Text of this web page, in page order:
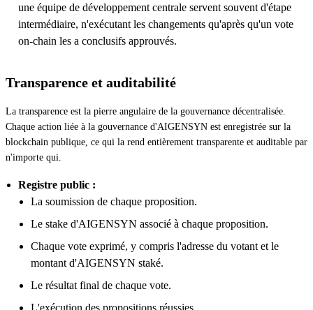
une équipe de développement centrale servent souvent d'étape
intermédiaire, n'exécutant les changements qu'après qu'un vote
on-chain les a conclusifs approuvés.
Transparence et auditabilité
La transparence est la pierre angulaire de la gouvernance décentralisée.
Chaque action liée à la gouvernance d'AIGENSYN est enregistrée sur la
blockchain publique, ce qui la rend entièrement transparente et auditable par
n'importe qui.
Registre public :
La soumission de chaque proposition.
Le stake d'AIGENSYN associé à chaque proposition.
Chaque vote exprimé, y compris l'adresse du votant et le
montant d'AIGENSYN staké.
Le résultat final de chaque vote.
L'exécution des propositions réussies.